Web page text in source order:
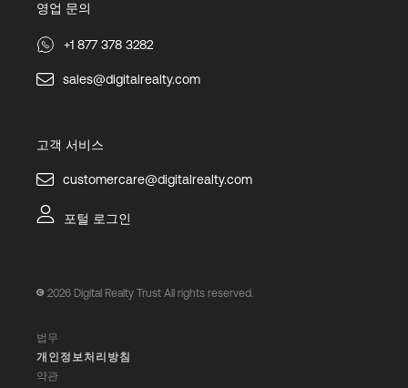
영업 문의
+1 877 378 3282
sales@digitalrealty.com
고객 서비스
customercare@digitalrealty.com
포털 로그인
2026 Digital Realty Trust All rights reserved.
법무
개인정보처리방침
약관